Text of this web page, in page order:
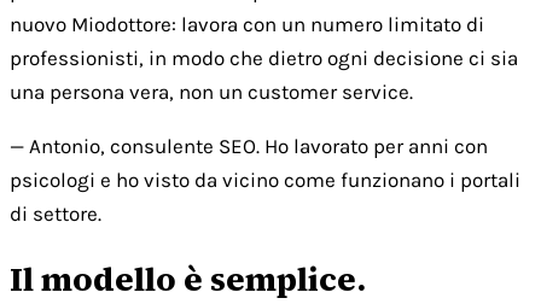
nuovo Miodottore: lavora con un numero limitato di
professionisti, in modo che dietro ogni decisione ci sia
una persona vera, non un customer service.
— Antonio, consulente SEO. Ho lavorato per anni con
psicologi e ho visto da vicino come funzionano i portali
di settore.
Il modello è semplice.